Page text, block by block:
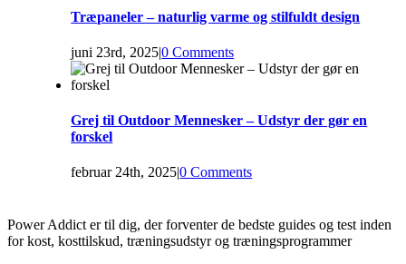
Træpaneler – naturlig varme og stilfuldt design
juni 23rd, 2025|0 Comments
Grej til Outdoor Mennesker – Udstyr der gør en
forskel
februar 24th, 2025|0 Comments
Power Addict er til dig, der forventer de bedste guides og test inden
for kost, kosttilskud, træningsudstyr og træningsprogrammer